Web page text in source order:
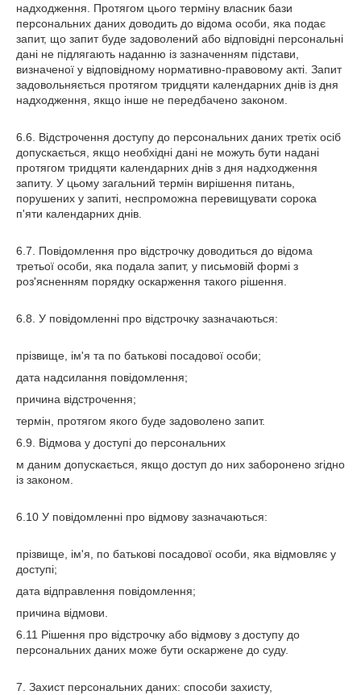
надходження. Протягом цього терміну власник бази
персональних даних доводить до відома особи, яка подає
запит, що запит буде задоволений або відповідні персональні
дані не підлягають наданню із зазначенням підстави,
визначеної у відповідному нормативно-правовому акті. Запит
задовольняється протягом тридцяти календарних днів із дня
надходження, якщо інше не передбачено законом.
6.6. Відстрочення доступу до персональних даних третіх осіб
допускається, якщо необхідні дані не можуть бути надані
протягом тридцяти календарних днів з дня надходження
запиту. У цьому загальний термін вирішення питань,
порушених у запиті, неспроможна перевищувати сорока
п'яти календарних днів.
6.7. Повідомлення про відстрочку доводиться до відома
третьої особи, яка подала запит, у письмовій формі з
роз'ясненням порядку оскарження такого рішення.
6.8. У повідомленні про відстрочку зазначаються:
прізвище, ім'я та по батькові посадової особи;
дата надсилання повідомлення;
причина відстрочення;
термін, протягом якого буде задоволено запит.
6.9. Відмова у доступі до персональних
м даним допускається, якщо доступ до них заборонено згідно
із законом.
6.10 У повідомленні про відмову зазначаються:
прізвище, ім'я, по батькові посадової особи, яка відмовляє у
доступі;
дата відправлення повідомлення;
причина відмови.
6.11 Рішення про відстрочку або відмову з доступу до
персональних даних може бути оскаржене до суду.
7. Захист персональних даних: способи захисту,